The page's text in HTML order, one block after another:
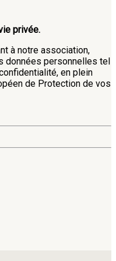
privée.
à notre association,
données personnelles tel
en plein
de Protection de vos